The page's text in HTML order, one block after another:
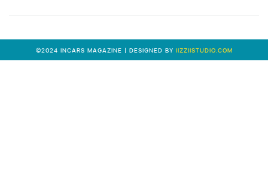
0
©2024 INCARS MAGAZINE | DESIGNED BY IIZZIISTUDIO.COM